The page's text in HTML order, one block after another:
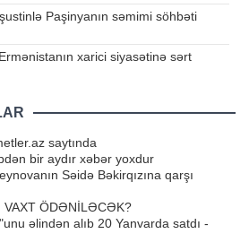
Paşinyanın səmimi söhbəti
xarici siyasətinə sərt
saytında
bir aydır xəbər yoxdur
Səidə Bəkirqızına qarşı
VAXT ÖDƏNİLƏCƏK?
əlindən alıb 20 Yanvarda satdı -